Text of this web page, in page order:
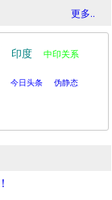
更多..
印度 中印关系
今日头条 伪静态